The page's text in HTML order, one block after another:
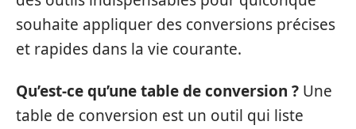
souhaite appliquer des conversions précises
et rapides dans la vie courante.
Qu’est-ce qu’une table de conversion ? Une
table de conversion est un outil qui liste